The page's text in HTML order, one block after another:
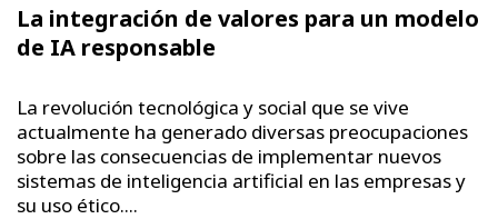
La integración de valores para un modelo
de IA responsable
La revolución tecnológica y social que se vive
actualmente ha generado diversas preocupaciones
sobre las consecuencias de implementar nuevos
sistemas de inteligencia artificial en las empresas y
su uso ético....